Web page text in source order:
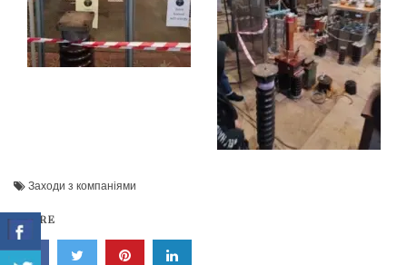
Заходи з компаніями
SHARE